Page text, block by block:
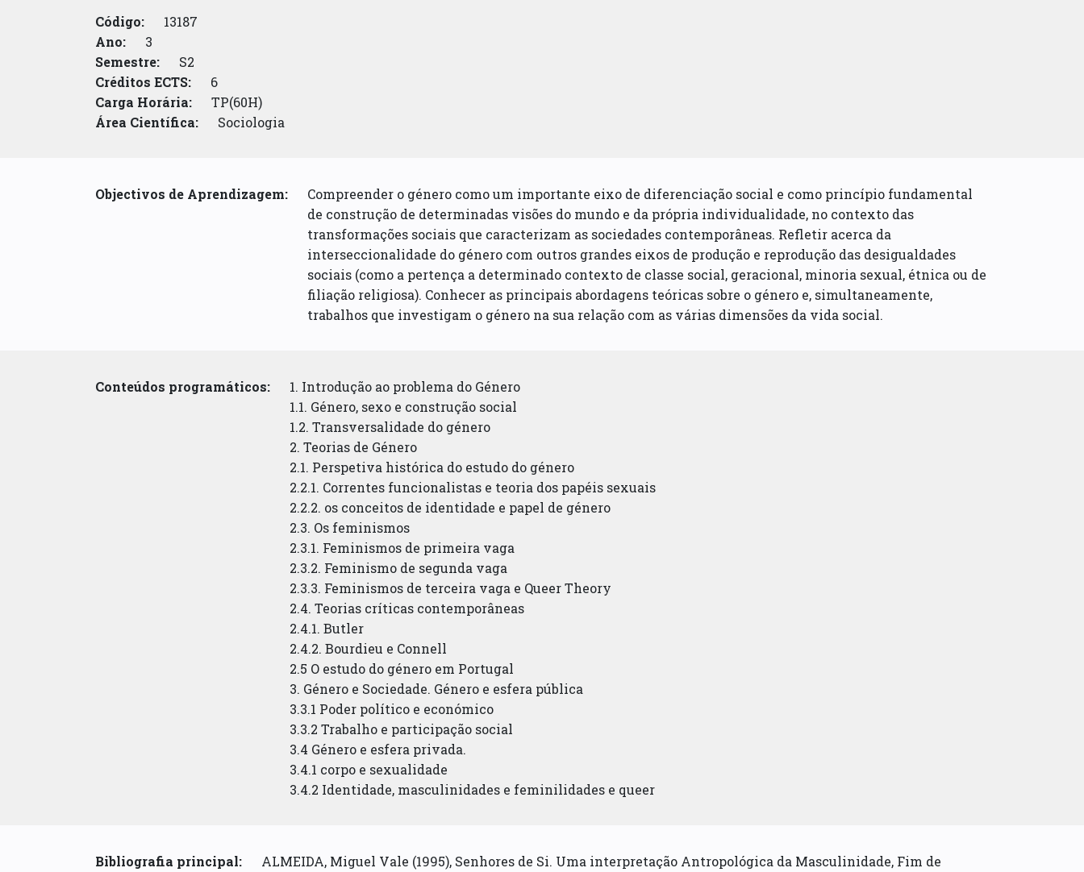
Código:
13187
Ano:
3
Semestre:
S2
Créditos ECTS:
6
Carga Horária:
TP(60H)
Área Científica:
Sociologia
Objectivos de Aprendizagem:
Compreender o género como um importante eixo de diferenciação social e como princípio fundamental
de construção de determinadas visões do mundo e da própria individualidade, no contexto das
transformações sociais que caracterizam as sociedades contemporâneas. Refletir acerca da
interseccionalidade do género com outros grandes eixos de produção e reprodução das desigualdades
sociais (como a pertença a determinado contexto de classe social, geracional, minoria sexual, étnica ou de
filiação religiosa). Conhecer as principais abordagens teóricas sobre o género e, simultaneamente,
trabalhos que investigam o género na sua relação com as várias dimensões da vida social.
Conteúdos programáticos:
1. Introdução ao problema do Género
1.1. Género, sexo e construção social
1.2. Transversalidade do género
2. Teorias de Género
2.1. Perspetiva histórica do estudo do género
2.2.1. Correntes funcionalistas e teoria dos papéis sexuais
2.2.2. os conceitos de identidade e papel de género
2.3. Os feminismos
2.3.1. Feminismos de primeira vaga
2.3.2. Feminismo de segunda vaga
2.3.3. Feminismos de terceira vaga e Queer Theory
2.4. Teorias críticas contemporâneas
2.4.1. Butler
2.4.2. Bourdieu e Connell
2.5 O estudo do género em Portugal
3. Género e Sociedade. Género e esfera pública
3.3.1 Poder político e económico
3.3.2 Trabalho e participação social
3.4 Género e esfera privada.
3.4.1 corpo e sexualidade
3.4.2 Identidade, masculinidades e feminilidades e queer
Bibliografia principal:
ALMEIDA, Miguel Vale (1995), Senhores de Si. Uma interpretação Antropológica da Masculinidade, Fim de